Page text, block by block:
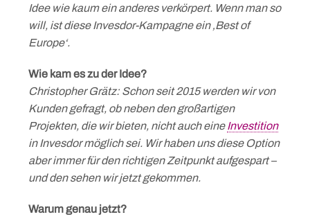
Idee wie kaum ein anderes verkörpert. Wenn man so
will, ist diese Invesdor-Kampagne ein ‚Best of
Europe‘.
Wie kam es zu der Idee?
Christopher Grätz: Schon seit 2015 werden wir von
Kunden gefragt, ob neben den großartigen
Projekten, die wir bieten, nicht auch eineInvestition
in Invesdor möglich sei. Wir haben uns diese Option
aber immer für den richtigen Zeitpunkt aufgespart –
und den sehen wir jetzt gekommen.
Warum genau jetzt?